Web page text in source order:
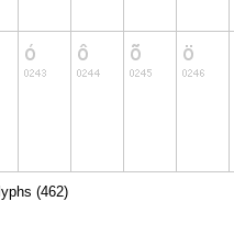
(462)